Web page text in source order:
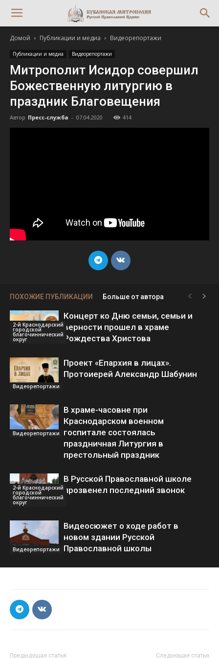
Домой Публикации и медиа Видеорепортажи
Публикации и медиа Видеорепортажи
Митрополит Исидор совершил
Божественную литургию в
праздник Благовещения
Автор Пресс-служба - 07.04.2020 414
ПОХОЖИЕ ПУБЛИКАЦИИ Больше от автора
2-й Краснодарский
городской
благочиннический
округ
Концерт ко Дню семьи, семьи и
верности прошел в храме
Рождества Христова
Видеорепортажи
Проект «Епархия в лицах».
Протоиерей Александр Шабунин
Видеорепортажи
В храме-часовне при
Краснодарском военном
госпитале состоялась
праздничная Литургия в
престольный праздник
2-й Краснодарский
городской
благочиннический
округ
В Русской Православной школе
прозвенел последний звонок
Видеорепортажи
Видеосюжет о ходе работ в
новом здании Русской
Православной школы
Предыдущая статья Следующая статья